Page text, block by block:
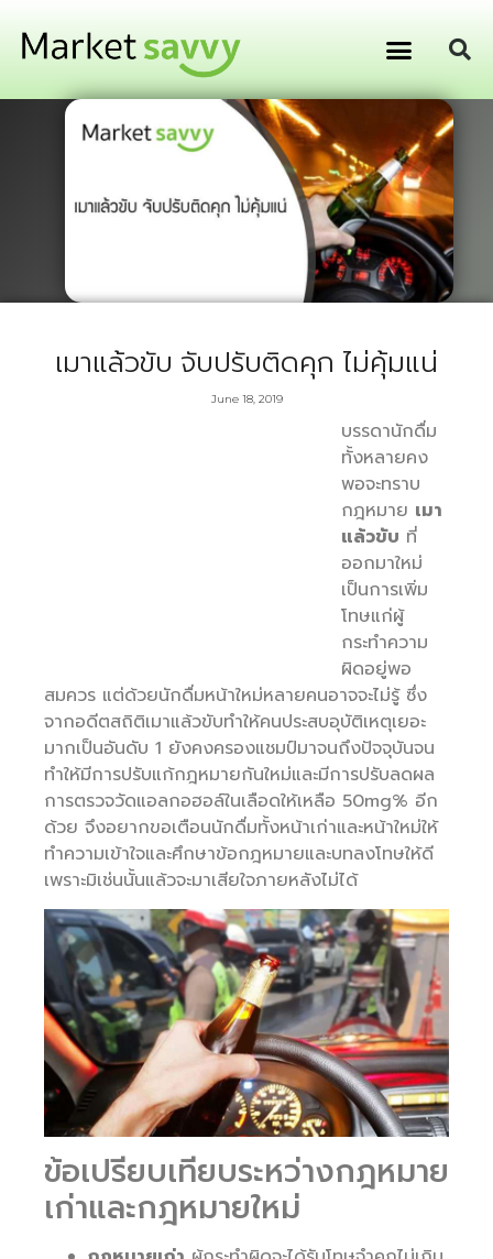
เมาแล้วขับ จับปรับติดคุก ไม่คุ้มแน่
June 18, 2019
บรรดานักดื่ม
ทั้งหลายคง
พอจะทราบ
กฎหมาย เมา
แล้วขับ ที่
ออกมาใหม่
เป็นการเพิ่ม
โทษแก่ผู้
กระทำความ
ผิดอยู่พอ
สมควร แต่ด้วยนักดื่มหน้าใหม่หลายคนอาจจะไม่รู้ ซึ่ง
จากอดีตสถิติเมาแล้วขับทำให้คนประสบอุบัติเหตุเยอะ
มากเป็นอันดับ 1 ยังคงครองแชมป์มาจนถึงปัจจุบันจน
ทำให้มีการปรับแก้กฎหมายกันใหม่และมีการปรับลดผล
การตรวจวัดแอลกอฮอล์ในเลือดให้เหลือ 50mg% อีก
ด้วย จึงอยากขอเตือนนักดื่มทั้งหน้าเก่าและหน้าใหม่ให้
ทำความเข้าใจและศึกษาข้อกฎหมายและบทลงโทษให้ดี
เพราะมิเช่นนั้นแล้วจะมาเสียใจภายหลังไม่ได้
ข้อเปรียบเทียบระหว่างกฎหมาย
เก่าและกฎหมายใหม่